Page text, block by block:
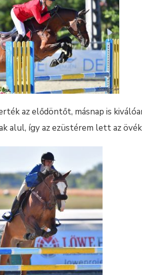
az elődöntőt, másnap is
alul, így az ezüstérem lett az